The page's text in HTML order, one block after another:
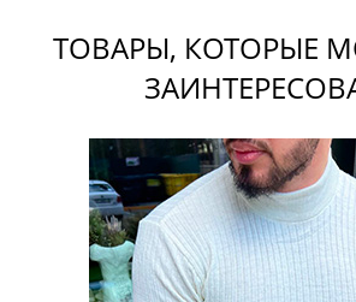
ТОВАРЫ, КОТОРЫЕ